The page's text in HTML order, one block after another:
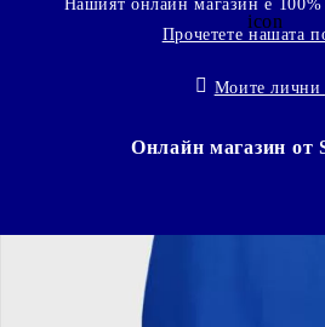
Нашият онлайн магазин е 100%
Прочетете нашата
Моите лични
Онлайн магазин от